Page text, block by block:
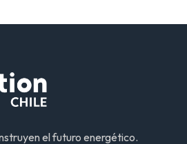
el futuro energético.